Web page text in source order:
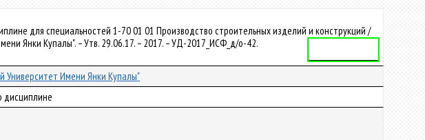
для специальностей 1-70 01 01 Производство строительных изделий и конструкций /
Янки Купалы". – Утв. 29.06.17. – 2017. – УД-2017_ИСФ_д/о-42.
Университет Имени Янки Купалы"
дисциплине